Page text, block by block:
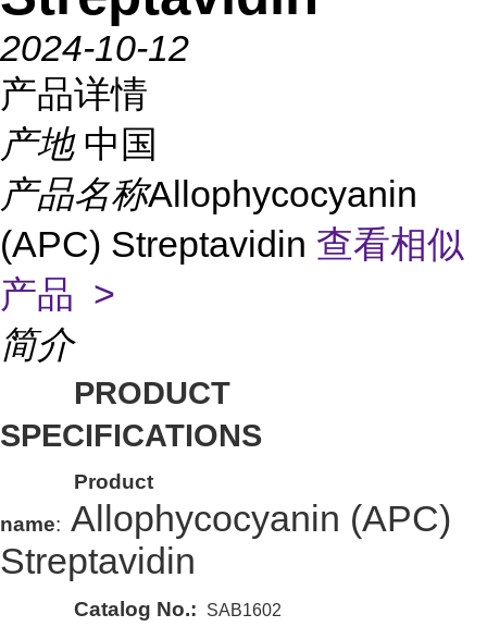
2024-10-12
产品详情
产地 中国
产品名称Allophycocyanin
(APC) Streptavidin 查看相似
产品 >
简介
PRODUCT
SPECIFICATIONS
Product
name: Allophycocyanin (APC)
Streptavidin
Catalog No.: SAB1602